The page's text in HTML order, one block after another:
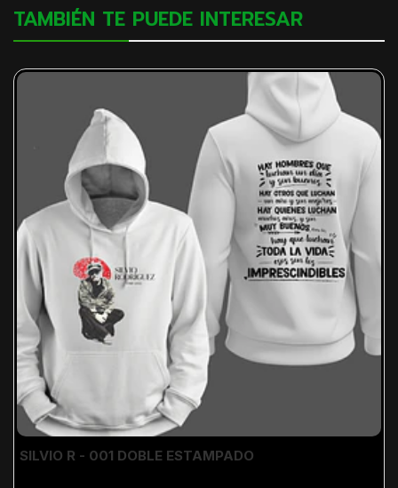
TAMBIÉN TE PUEDE INTERESAR
SILVIO R - 001 DOBLE ESTAMPADO